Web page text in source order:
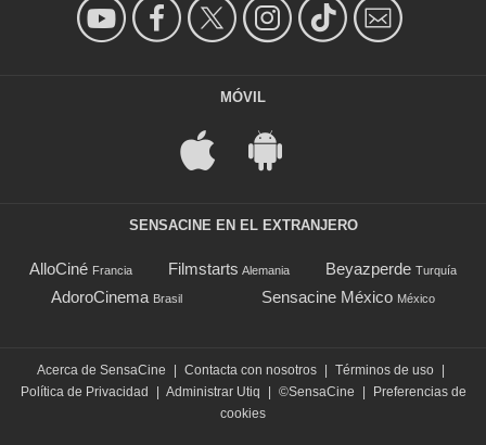
MÓVIL
SENSACINE EN EL EXTRANJERO
AlloCiné Francia Filmstarts Alemania Beyazperde Turquía
AdoroCinema Brasil Sensacine México México
Acerca de SensaCine Contacta con nosotros Términos de uso
Política de Privacidad
Administrar Utiq ©SensaCine
Preferencias de
cookies